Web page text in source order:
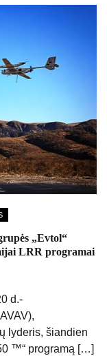
„Evtol“
LRR programai
d.-
lyderis, šiandien
™“ programą […]